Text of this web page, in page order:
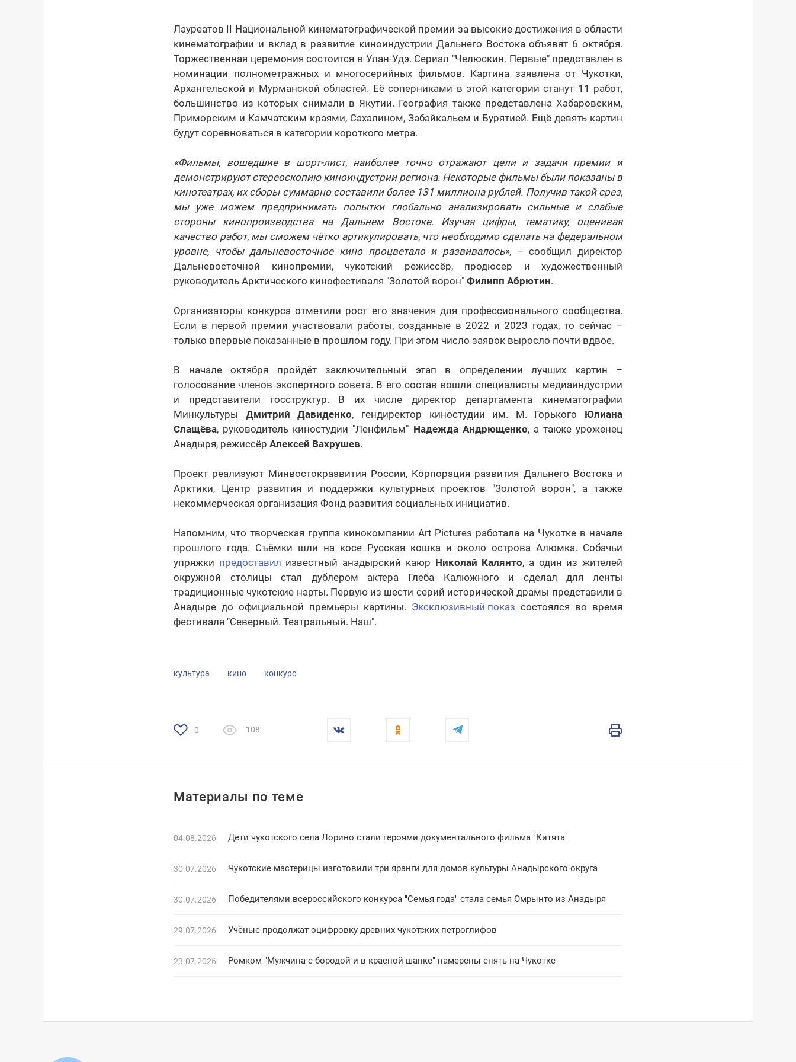
Лауреатов II Национальной кинематографической премии за высокие достижения в области
кинематографии и вклад в развитие киноиндустрии Дальнего Востока объявят 6 октября.
Торжественная церемония состоится в Улан-Удэ. Сериал "Челюскин. Первые" представлен в
номинации полнометражных и многосерийных фильмов. Картина заявлена от Чукотки,
Архангельской и Мурманской областей. Её соперниками в этой категории станут 11 работ,
большинство из которых снимали в Якутии. География также представлена Хабаровским,
Приморским и Камчатским краями, Сахалином, Забайкальем и Бурятией. Ещё девять картин
будут соревноваться в категории короткого метра.
«Фильмы, вошедшие в шорт-лист, наиболее точно отражают цели и задачи премии и
демонстрируют стереоскопию киноиндустрии региона. Некоторые фильмы были показаны в
кинотеатрах, их сборы суммарно составили более 131 миллиона рублей. Получив такой срез,
мы уже можем предпринимать попытки глобально анализировать сильные и слабые
стороны кинопроизводства на Дальнем Востоке. Изучая цифры, тематику, оценивая
качество работ, мы сможем чётко артикулировать, что необходимо сделать на федеральном
уровне, чтобы дальневосточное кино процветало и развивалось», – сообщил директор
Дальневосточной кинопремии, чукотский режиссёр, продюсер и художественный
руководитель Арктического кинофестиваля "Золотой ворон" Филипп Абрютин.
Организаторы конкурса отметили рост его значения для профессионального сообщества.
Если в первой премии участвовали работы, созданные в 2022 и 2023 годах, то сейчас –
только впервые показанные в прошлом году. При этом число заявок выросло почти вдвое.
В начале октября пройдёт заключительный этап в определении лучших картин –
голосование членов экспертного совета. В его состав вошли специалисты медиаиндустрии
и представители госструктур. В их числе директор департамента кинематографии
Минкультуры Дмитрий Давиденко, гендиректор киностудии им. М. Горького Юлиана
Слащёва, руководитель киностудии "Ленфильм" Надежда Андрющенко, а также уроженец
Анадыря, режиссёр Алексей Вахрушев.
Проект реализуют Минвостокразвития России, Корпорация развития Дальнего Востока и
Арктики, Центр развития и поддержки культурных проектов "Золотой ворон", а также
некоммерческая организация Фонд развития социальных инициатив.
Напомним, что творческая группа кинокомпании Art Pictures работала на Чукотке в начале
прошлого года. Съёмки шли на косе Русская кошка и около острова Алюмка. Собачьи
упряжки предоставил известный анадырский каюр Николай Калянто, а один из жителей
окружной столицы стал дублером актера Глеба Калюжного и сделал для ленты
традиционные чукотские нарты. Первую из шести серий исторической драмы представили в
Анадыре до официальной премьеры картины. Эксклюзивный показ состоялся во время
фестиваля "Северный. Театральный. Наш".
культура кино конкурс
0 108
Материалы по теме
04.08.2026 Дети чукотского села Лорино стали героями документального фильма "Китята"
30.07.2026 Чукотские мастерицы изготовили три яранги для домов культуры Анадырского округа
30.07.2026 Победителями всероссийского конкурса "Семья года" стала семья Омрынто из Анадыря
29.07.2026 Учёные продолжат оцифровку древних чукотских петроглифов
23.07.2026 Ромком "Мужчина с бородой и в красной шапке" намерены снять на Чукотке